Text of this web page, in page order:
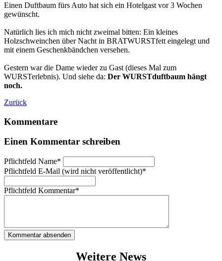
Einen Duftbaum fürs Auto hat sich ein Hotelgast vor 3 Wochen
gewünscht.
Natürlich lies ich mich nicht zweimal bitten: Ein kleines
Holzschweinchen über Nacht in BRATWURSTfett eingelegt und
mit einem Geschenkbändchen versehen.
Gestern war die Dame wieder zu Gast (dieses Mal zum
WURSTerlebnis). Und siehe da: Der WURSTduftbaum hängt
noch.
Zurück
Kommentare
Einen Kommentar schreiben
Pflichtfeld Name*
Pflichtfeld E-Mail (wird nicht veröffentlicht)*
Pflichtfeld Kommentar*
Kommentar absenden
Weitere News